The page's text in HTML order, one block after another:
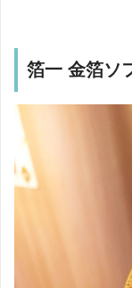
箔一 金箔ソ